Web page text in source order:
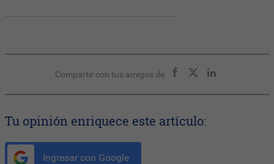
Compartir con tus amigos de
Tu opinión enriquece este artículo:
Ingresar con Google